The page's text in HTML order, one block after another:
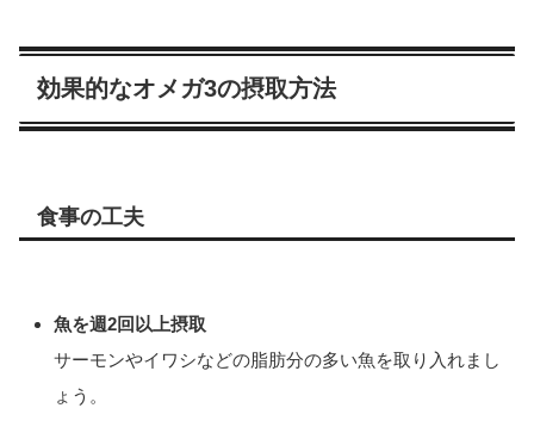
効果的なオメガ3の摂取方法
食事の工夫
魚を週2回以上摂取
サーモンやイワシなどの脂肪分の多い魚を取り入れまし
ょう。